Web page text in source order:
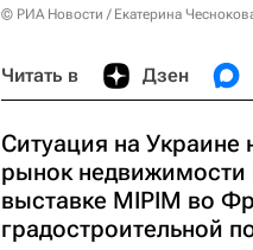
© РИА Новости / Екатерина
Читать в Дзен
Ситуация на Украине
рынок недвижимости
выставке MIPIM во
градостроительной